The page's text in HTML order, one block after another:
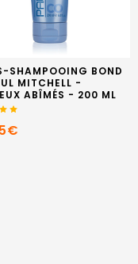
SHAMPOOING BOND
MITCHELL -
ABÎMÉS - 200 ML